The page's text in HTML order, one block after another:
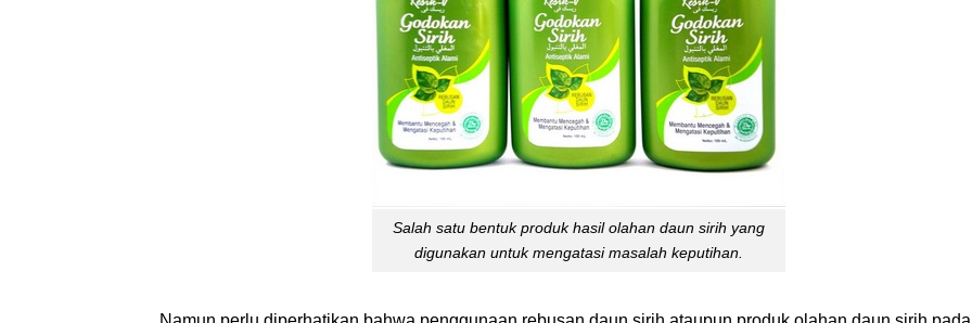
Salah satu bentuk produk hasil olahan daun sirih yang
digunakan untuk mengatasi masalah keputihan.